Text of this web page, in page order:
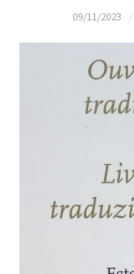
ATLAS DOS
NO BRASIL
09/11/2023